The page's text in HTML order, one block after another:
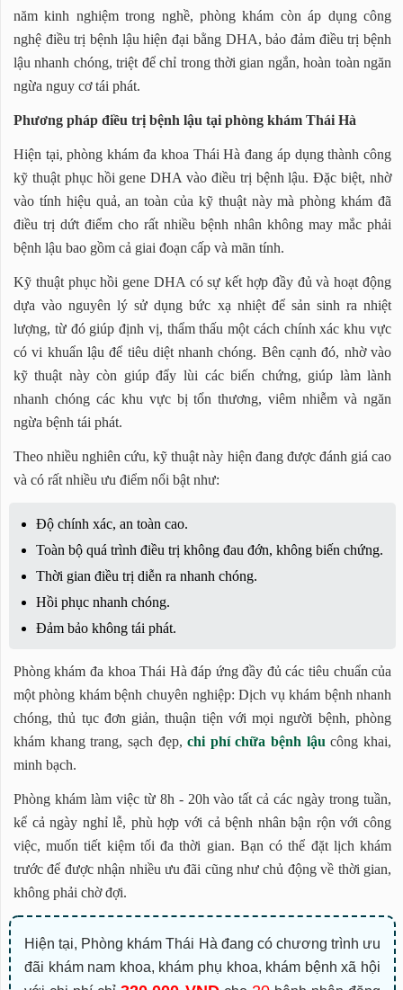
năm kinh nghiệm trong nghề, phòng khám còn áp dụng công
nghệ điều trị bệnh lậu hiện đại bằng DHA, bảo đảm điều trị bệnh
lậu nhanh chóng, triệt để chỉ trong thời gian ngắn, hoàn toàn ngăn
ngừa nguy cơ tái phát.
Phương pháp điều trị bệnh lậu tại phòng khám Thái Hà
Hiện tại, phòng khám đa khoa Thái Hà đang áp dụng thành công
kỹ thuật phục hồi gene DHA vào điều trị bệnh lậu. Đặc biệt, nhờ
vào tính hiệu quả, an toàn của kỹ thuật này mà phòng khám đã
điều trị dứt điểm cho rất nhiều bệnh nhân không may mắc phải
bệnh lậu bao gồm cả giai đoạn cấp và mãn tính.
Kỹ thuật phục hồi gene DHA có sự kết hợp đầy đủ và hoạt động
dựa vào nguyên lý sử dụng bức xạ nhiệt để sản sinh ra nhiệt
lượng, từ đó giúp định vị, thẩm thấu một cách chính xác khu vực
có vi khuẩn lậu để tiêu diệt nhanh chóng. Bên cạnh đó, nhờ vào
kỹ thuật này còn giúp đẩy lùi các biến chứng, giúp làm lành
nhanh chóng các khu vực bị tổn thương, viêm nhiễm và ngăn
ngừa bệnh tái phát.
Theo nhiều nghiên cứu, kỹ thuật này hiện đang được đánh giá cao
và có rất nhiều ưu điểm nổi bật như:
Độ chính xác, an toàn cao.
Toàn bộ quá trình điều trị không đau đớn, không biến chứng.
Thời gian điều trị diễn ra nhanh chóng.
Hồi phục nhanh chóng.
Đảm bảo không tái phát.
Phòng khám đa khoa Thái Hà đáp ứng đầy đủ các tiêu chuẩn của
một phòng khám bệnh chuyên nghiệp: Dịch vụ khám bệnh nhanh
chóng, thủ tục đơn giản, thuận tiện với mọi người bệnh, phòng
khám khang trang, sạch đẹp,chi phí chữa bệnh lậu công khai,
minh bạch.
Phòng khám làm việc từ 8h - 20h vào tất cả các ngày trong tuần,
kể cả ngày nghỉ lễ, phù hợp với cả bệnh nhân bận rộn với công
việc, muốn tiết kiệm tối đa thời gian. Bạn có thể đặt lịch khám
trước để được nhận nhiều ưu đãi cũng như chủ động về thời gian,
không phải chờ đợi.
Hiện tại, Phòng khám Thái Hà đang có chương trình ưu
đãi khám nam khoa, khám phụ khoa, khám bệnh xã hội